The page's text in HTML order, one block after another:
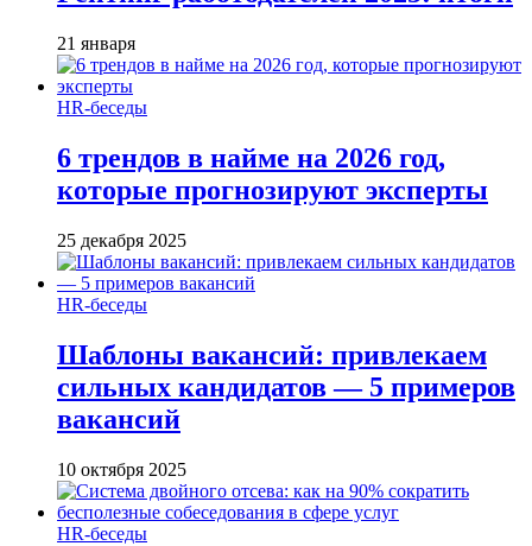
21 января
HR-беседы
6 трендов в найме на 2026 год,
которые прогнозируют эксперты
25 декабря 2025
HR-беседы
Шаблоны вакансий: привлекаем
сильных кандидатов — 5 примеров
вакансий
10 октября 2025
HR-беседы